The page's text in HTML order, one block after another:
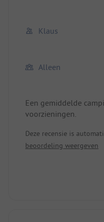
Klaus
Alleen
Een gemiddelde
voorzieningen.
Deze recensie is
beoordeling weergeven